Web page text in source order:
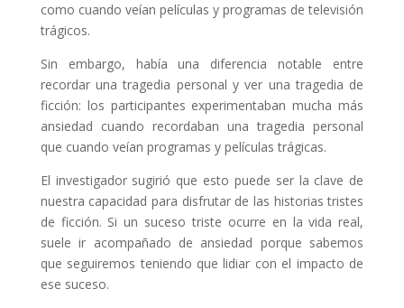
como cuando veían películas y programas de televisión
trágicos.
Sin embargo, había una diferencia notable entre
recordar una tragedia personal y ver una tragedia de
ficción: los participantes experimentaban mucha más
ansiedad cuando recordaban una tragedia personal
que cuando veían programas y películas trágicas.
El investigador sugirió que esto puede ser la clave de
nuestra capacidad para disfrutar de las historias tristes
de ficción. Si un suceso triste ocurre en la vida real,
suele ir acompañado de ansiedad porque sabemos
que seguiremos teniendo que lidiar con el impacto de
ese suceso.